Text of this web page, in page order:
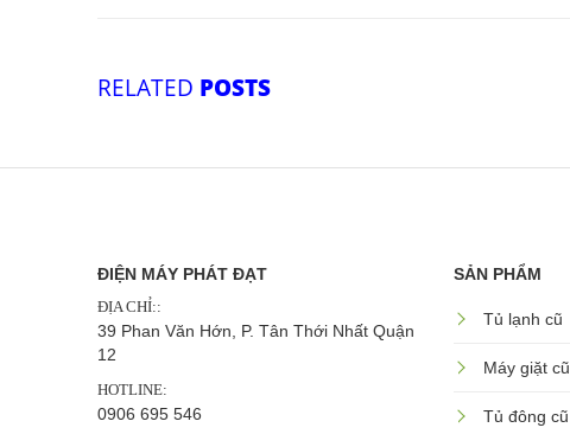
RELATED POSTS
ĐIỆN MÁY PHÁT ĐẠT
ĐỊA CHỈ::
39 Phan Văn Hớn, P. Tân Thới Nhất Quận
12
HOTLINE:
0906 695 546
SẢN PHẨM
Tủ lạnh cũ
Máy giặt cũ
Tủ đông cũ